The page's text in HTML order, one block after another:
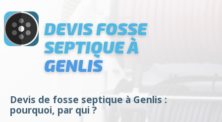
DEVIS FOSSE
SEPTIQUE À
GENLIS
Devis de fosse septique à Genlis :
pourquoi, par qui ?